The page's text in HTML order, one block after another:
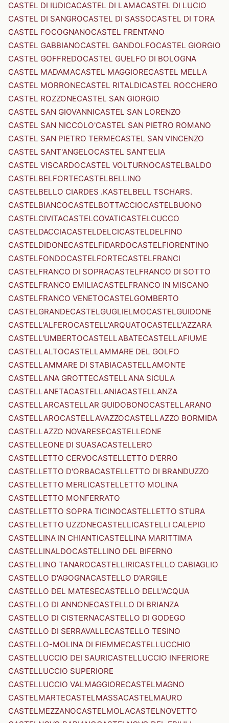
CASTEL DI IUDICACASTEL DI LAMACASTEL DI LUCIO
CASTEL DI SANGROCASTEL DI SASSOCASTEL DI TORA
CASTEL FOCOGNANOCASTEL FRENTANO
CASTEL GABBIANOCASTEL GANDOLFOCASTEL GIORGIO
CASTEL GOFFREDOCASTEL GUELFO DI BOLOGNA
CASTEL MADAMACASTEL MAGGIORECASTEL MELLA
CASTEL MORRONECASTEL RITALDICASTEL ROCCHERO
CASTEL ROZZONECASTEL SAN GIORGIO
CASTEL SAN GIOVANNICASTEL SAN LORENZO
CASTEL SAN NICCOLO'CASTEL SAN PIETRO ROMANO
CASTEL SAN PIETRO TERMECASTEL SAN VINCENZO
CASTEL SANT'ANGELOCASTEL SANT'ELIA
CASTEL VISCARDOCASTEL VOLTURNOCASTELBALDO
CASTELBELFORTECASTELBELLINO
CASTELBELLO CIARDES .KASTELBELL TSCHARS.
CASTELBIANCOCASTELBOTTACCIOCASTELBUONO
CASTELCIVITACASTELCOVATICASTELCUCCO
CASTELDACCIACASTELDELCICASTELDELFINO
CASTELDIDONECASTELFIDARDOCASTELFIORENTINO
CASTELFONDOCASTELFORTECASTELFRANCI
CASTELFRANCO DI SOPRACASTELFRANCO DI SOTTO
CASTELFRANCO EMILIACASTELFRANCO IN MISCANO
CASTELFRANCO VENETOCASTELGOMBERTO
CASTELGRANDECASTELGUGLIELMOCASTELGUIDONE
CASTELL'ALFEROCASTELL'ARQUATOCASTELL'AZZARA
CASTELL'UMBERTOCASTELLABATECASTELLAFIUME
CASTELLALTOCASTELLAMMARE DEL GOLFO
CASTELLAMMARE DI STABIACASTELLAMONTE
CASTELLANA GROTTECASTELLANA SICULA
CASTELLANETACASTELLANIACASTELLANZA
CASTELLARCASTELLAR GUIDOBONOCASTELLARANO
CASTELLAROCASTELLAVAZZOCASTELLAZZO BORMIDA
CASTELLAZZO NOVARESECASTELLEONE
CASTELLEONE DI SUASACASTELLERO
CASTELLETTO CERVOCASTELLETTO D'ERRO
CASTELLETTO D'ORBACASTELLETTO DI BRANDUZZO
CASTELLETTO MERLICASTELLETTO MOLINA
CASTELLETTO MONFERRATO
CASTELLETTO SOPRA TICINOCASTELLETTO STURA
CASTELLETTO UZZONECASTELLICASTELLI CALEPIO
CASTELLINA IN CHIANTICASTELLINA MARITTIMA
CASTELLINALDOCASTELLINO DEL BIFERNO
CASTELLINO TANAROCASTELLIRICASTELLO CABIAGLIO
CASTELLO D'AGOGNACASTELLO D'ARGILE
CASTELLO DEL MATESECASTELLO DELL'ACQUA
CASTELLO DI ANNONECASTELLO DI BRIANZA
CASTELLO DI CISTERNACASTELLO DI GODEGO
CASTELLO DI SERRAVALLECASTELLO TESINO
CASTELLO-MOLINA DI FIEMMECASTELLUCCHIO
CASTELLUCCIO DEI SAURICASTELLUCCIO INFERIORE
CASTELLUCCIO SUPERIORE
CASTELLUCCIO VALMAGGIORECASTELMAGNO
CASTELMARTECASTELMASSACASTELMAURO
CASTELMEZZANOCASTELMOLACASTELNOVETTO